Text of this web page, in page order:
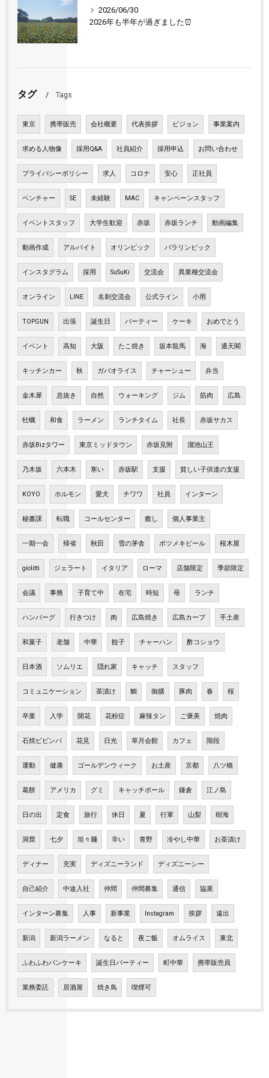
2026/06/30
2026年も半年が過ぎました⏰
タグ Tags
東京 携帯販売 会社概要 代表挨拶 ビジョン 事業案内
求める人物像 採用Q&A 社員紹介 採用申込 お問い合わせ
プライバシーポリシー 求人 コロナ 安心 正社員
ベンチャー SE 未経験 MAC キャンペーンスタッフ
イベントスタッフ 大学生歓迎 赤坂 赤坂ランチ 動画編集
動画作成 アルバイト オリンピック パラリンピック
インスタグラム 採用 SuSuKi 交流会 異業種交流会
オンライン LINE 名刺交流会 公式ライン 小用
TOPGUN 出張 誕生日 パーティー ケーキ おめでとう
イベント 高知 大阪 たこ焼き 坂本龍馬 海 通天閣
キッチンカー 秋 ガパオライス チャーシュー 弁当
金木犀 息抜き 自然 ウォーキング ジム 筋肉 広島
牡蠣 和食 ラーメン ランチタイム 社長 赤坂サカス
赤坂Bizタワー 東京ミッドタウン 赤坂見附 溜池山王
乃木坂 六本木 寒い 赤坂駅 支援 貧しい子供達の支援
KOYO ホルモン 愛犬 チワワ 社員 インターン
秘書課 転職 コールセンター 癒し 個人事業主
一期一会 帰省 秋田 雪の茅舎 ボツメキビール 桜木屋
giolitti ジェラート イタリア ローマ 店舗限定 季節限定
会議 事務 子育て中 在宅 時短 母 ランチ
ハンバーグ 行きつけ 肉 広島焼き 広島カープ 手土産
和菓子 老舗 中華 餃子 チャーハン 酢コショウ
日本酒 ソムリエ 隠れ家 キャッチ スタッフ
コミュニケーション 茶漬け 鯛 御膳 豚肉 春 桜
卒業 入学 開花 花粉症 麻辣タン ご褒美 焼肉
石焼ビビンバ 花見 日光 草月会館 カフェ 階段
運動 健康 ゴールデンウィーク お土産 京都 八ツ橋
葛餅 アメリカ グミ キャッチボール 鎌倉 江ノ島
日の出 定食 旅行 休日 夏 行軍 山梨 樹海
洞窟 七夕 坦々麺 辛い 青野 冷やし中華 お茶漬け
ディナー 充実 ディズニーランド ディズニーシー
自己紹介 中途入社 仲間 仲間募集 通信 協業
インターン募集 人事 新事業 Instagram 挨拶 遠出
新潟 新潟ラーメン なると 夜ご飯 オムライス 東北
ふわふわパンケーキ 誕生日パーティー 町中華 携帯販売員
業務委託 居酒屋 焼き鳥 喫煙可